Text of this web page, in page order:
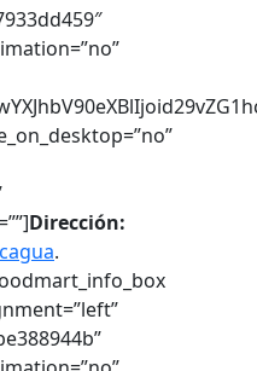
Dirección:
.